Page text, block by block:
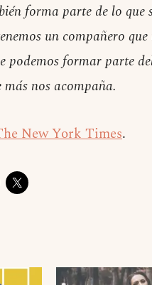
forma parte de lo
un compañero
podemos formar parte
nos acompaña.
New York Times.